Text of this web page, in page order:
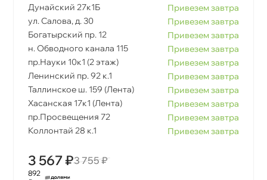
Дунайский 27к1Б
Привезем завтра
ул. Салова, д. 30
Привезем завтра
Богатырский пр. 12
Привезем завтра
н. Обводного канала 115
Привезем завтра
пр.Науки 10к1 (2 этаж)
Привезем завтра
Ленинский пр. 92 к.1
Привезем завтра
Таллинское ш. 159 (Лента)
Привезем завтра
Хасанская 17к1 (Лента)
Привезем завтра
пр.Просвещения 72
Привезем завтра
Коллонтай 28 к.1
Привезем завтра
3 567 ₽3 755 ₽
892